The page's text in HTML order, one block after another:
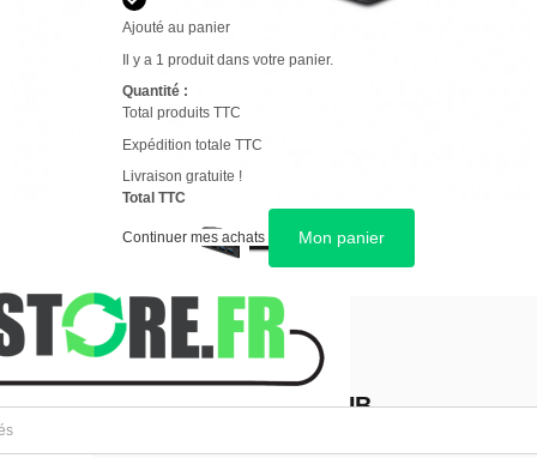
Ajouté au panier
Il y a 1 produit dans votre panier.
Quantité :
Total produits TTC
Expédition totale TTC
Livraison gratuite !
Total TTC
Continuer mes achats Mon panier
GARANTIE 12 MOIS
TP-LINK USB 3.0 7 - PORT HUB